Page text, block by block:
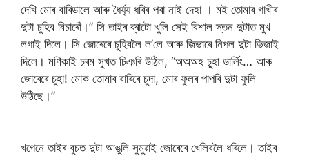
দেখি মোৰ বাৰিডালে আৰু ধৈৰ্য্য ধৰিব পৰা নাই দেহা । মই তোমাৰ গাখীৰ
দুটা চুহিব বিচাৰোঁ।” সি তাইৰ ব্ৰাটো খুলি সেই বিশাল স্তন দুটাত মুখ
লগাই দিলে। সি জোৰেৰে চুহিবলৈ ল’লে আৰু জিভাৰে নিপল দুটা ভিজাই
দিলে। মণিকাই চৰম সুখত চিঞৰি উঠিল, “অঅঅহ চুহা ডাৰ্লিং… আৰু
জোৰেৰে চুহা! মোক তোমাৰ বাৰিৰে চুদা, মোৰ ফুলৰ পাপৰি দুটা ফুলি
উঠিছে।”
খগেনে তাইৰ বুচত দুটা আঙুলি সুমুৱাই জোৰেৰে খেলিবলৈ ধৰিলে। তাইৰ